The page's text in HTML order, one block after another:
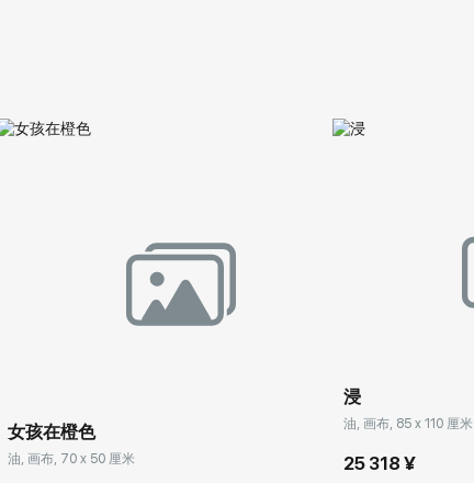
女孩在橙色
油, 画布, 70 x 50 厘米
浸
油, 画布, 85 x 110 厘米
25 318 ¥